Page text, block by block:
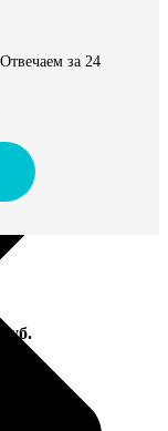
за 24